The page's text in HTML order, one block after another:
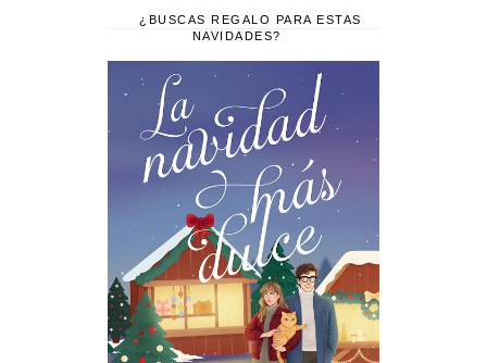
¿BUSCAS REGALO PARA ESTAS
NAVIDADES?